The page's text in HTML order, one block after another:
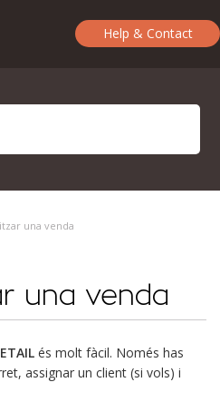
Help & Contact
una venda
una venda
és molt fàcil. Només has
assignar un client (si vols) i